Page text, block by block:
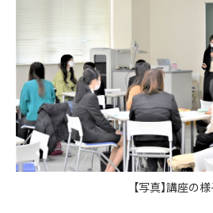
【写真】講座の